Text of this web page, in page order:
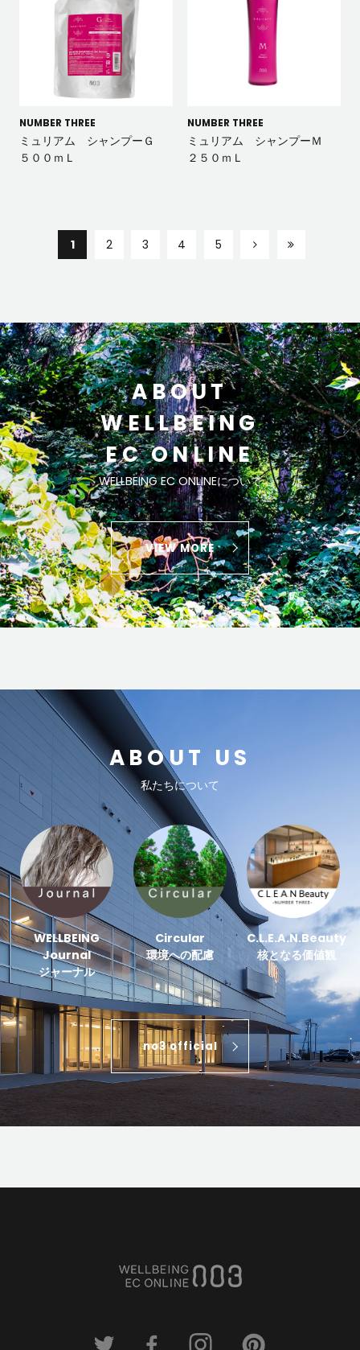
NUMBER THREE
ミュリアム シャンプーＧ
５００ｍＬ
NUMBER THREE
ミュリアム シャンプーＭ
２５０ｍＬ
1 2 3 4 5
ABOUT
WELLBEING
EC ONLINE
WELLBEING EC ONLINEについて
VIEW MORE
ABOUT US
私たちについて
WELLBEING
Journal
ジャーナル
Circular
環境への配慮
C.L.E.A.N.Beauty
核となる価値観
no3 official